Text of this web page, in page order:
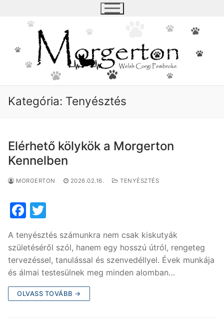
tartalomra
Kategória: Tenyésztés
Elérhető kölykök a Morgerton
Kennelben
MORGERTON 2026.02.16. TENYÉSZTÉS
F
c
e
b
o
o
w
itt
er
A tenyésztés számunkra nem csak kiskutyák
születéséről szól, hanem egy hosszú útról, rengeteg
tervezéssel, tanulással és szenvedéllyel. Évek munkája
és álmai testesülnek meg minden alomban…
OLVASS TOVÁBB →